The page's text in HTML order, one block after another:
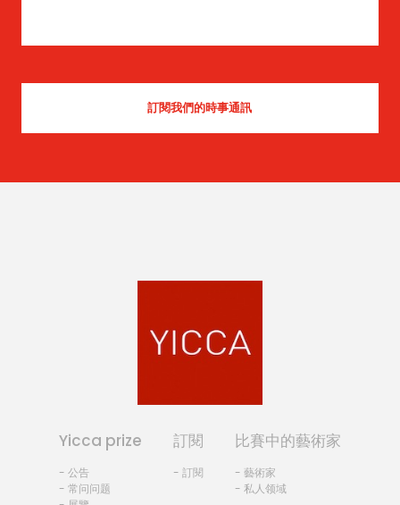
Yicca prize
- 公告
- 常问问题
訂閱
- 訂閱
比賽中的藝術家
- 藝術家
- 私人领域